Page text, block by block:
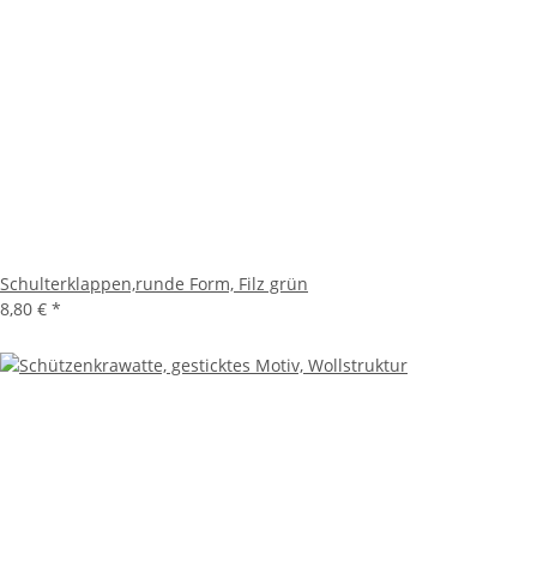
Schulterklappen,runde Form, Filz grün
8,80 € *